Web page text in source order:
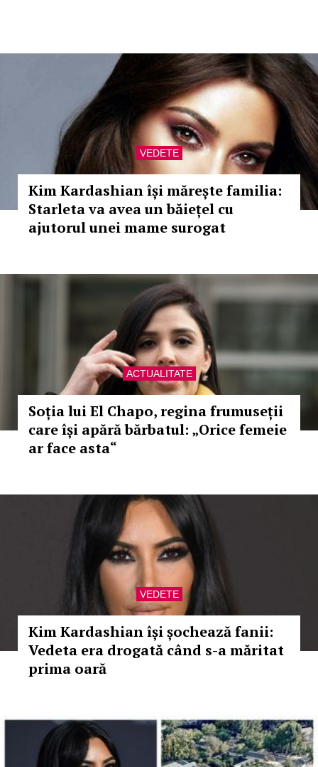
VEDETE
Kim Kardashian își mărește familia:
Starleta va avea un băiețel cu
ajutorul unei mame surogat
ACTUALITATE
Soția lui El Chapo, regina frumuseții
care își apără bărbatul: „Orice femeie
ar face asta“
VEDETE
Kim Kardashian își șochează fanii:
Vedeta era drogată când s-a măritat
prima oară